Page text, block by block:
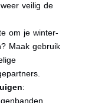
veilig de
om je winter-
Maak gebruik
: